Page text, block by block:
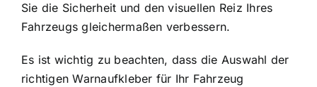
Sie die Sicherheit und den visuellen Reiz Ihres
Fahrzeugs gleichermaßen verbessern.
Es ist wichtig zu beachten, dass die Auswahl der
richtigen Warnaufkleber für Ihr Fahrzeug